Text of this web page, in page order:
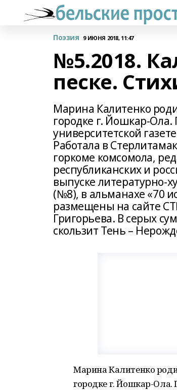
Поэзия 9 ИЮНЯ 2018, 11:47
№5.2018.
песке.
Марина Калитенко
городке г. Йошкар-Ола.
университетской
Работала в
горкоме комсомола,
республиканских и
выпуске литературно-
(№8), в альманахе «70
размещены на сайте
Григорьева. В серых
скользит Тень –
Марина Калитенко
городке г. Йошкар-Ола.